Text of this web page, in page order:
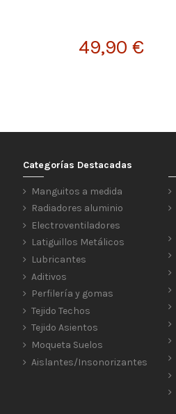
49,90 €
Categorías Destacadas
Manguitos a medida
Radiadores aluminio
Electroventiladores
Latiguillos Metálicos
Lubricantes
Aditivos
Perfilería y gomas
Tejido Techos
Tejido Asientos
Moqueta Suelos
Aislantes/Insonorizantes